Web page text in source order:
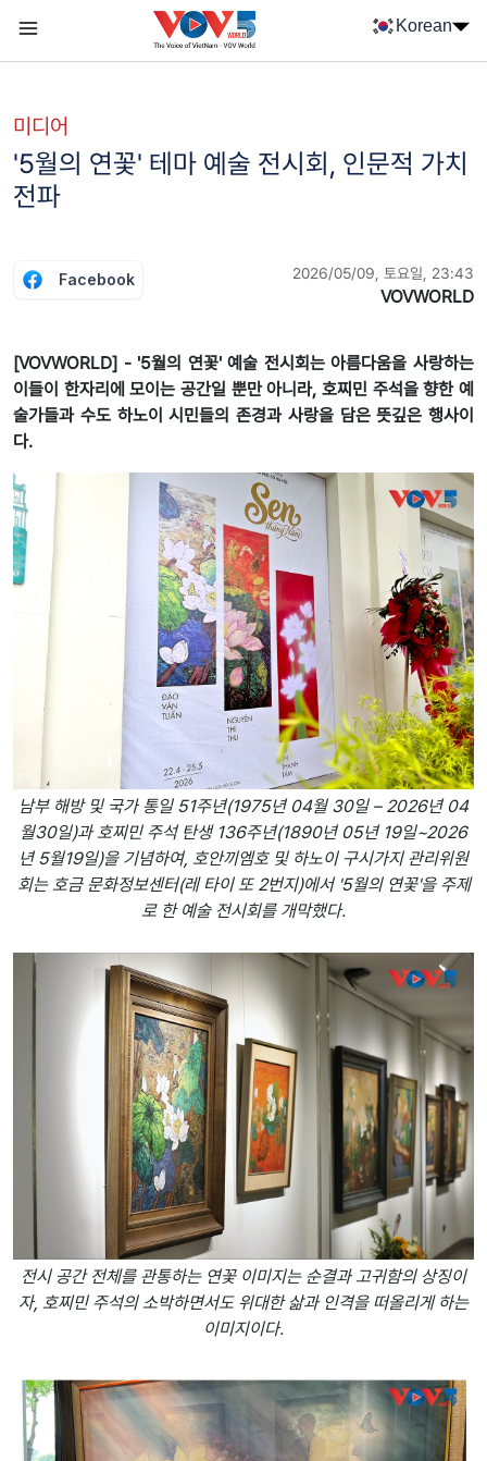
Korean
미디어
'5월의 연꽃' 테마 예술 전시회, 인문적 가치
전파
Facebook 2026/05/09, 토요일, 23:43
VOVWORLD
[VOVWORLD] - '5월의 연꽃' 예술 전시회는 아름다움을 사랑하는
이들이 한자리에 모이는 공간일 뿐만 아니라, 호찌민 주석을 향한 예
술가들과 수도 하노이 시민들의 존경과 사랑을 담은 뜻깊은 행사이
다.
남부 해방 및 국가 통일 51주년(1975년 04월 30일 – 2026년 04
월30일)과 호찌민 주석 탄생 136주년(1890년 05년 19일~2026
년 5월19일)을 기념하여, 호안끼엠호 및 하노이 구시가지 관리위원
회는 호금 문화정보센터(레 타이 또 2번지)에서 '5월의 연꽃'을 주제
로 한 예술 전시회를 개막했다.
전시 공간 전체를 관통하는 연꽃 이미지는 순결과 고귀함의 상징이
자, 호찌민 주석의 소박하면서도 위대한 삶과 인격을 떠올리게 하는
이미지이다.